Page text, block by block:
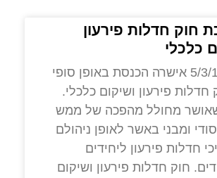
חוק חדלות פירעון
כלכלי
ביום 5/3/18 אישרה הכנסת באופן סופי
פירעון ושיקום כלכלי.
מחולל מהפכה של ממש
יסודי ומבני באשר לאופן ניהולם
חדלות פירעון ליחידים
חוק חדלות פירעון ושיקום